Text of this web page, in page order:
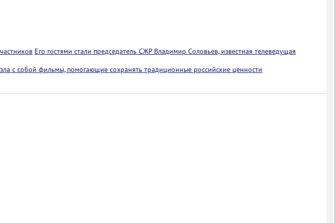
Его гостями стали председатель СЖР Владимир Соловьев, известная телеведущая
с собой фильмы, помогающие сохранять традиционные российские ценности